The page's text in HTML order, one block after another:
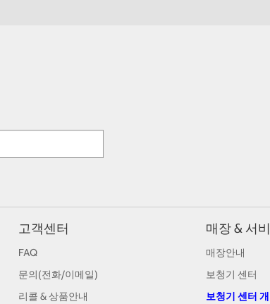
고객센터
FAQ
문의(전화/이메일)
리콜 & 상품안내
매장 & 서
매장안내
보청기 센터
보청기 센터